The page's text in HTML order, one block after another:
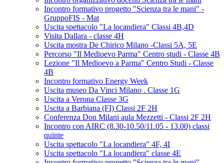
Incontro formativo progetto "Scienza tra le mani" -
GruppoFIS - Mat
Uscita spettacolo "La locandiera" Classi 4B,4D
Visita Dallara - classe 4H
Uscita mostra De Chirico Milano -Classi 5A, 5E
Percorso "Il Medioevo Parma" Centro studi - Classe 4B
Lezione "Il Medioevo a Parma" Centro Studi - Classe
4B
Incontro formativo Energy Week
Uscita museo Da Vinci Milano . Classe 1G
Uscita a Verona Classe 3G
Uscita a Barbiana (FI) Classi 2F 2H
Conferenza Don Milani aula Mezzetti - Classi 2F 2H
Incontro con AIRC (8.30-10.50/11.05 - 13.00) classi
quinte
Uscita spettacolo "La locandiera" 4F, 4I
Uscita spettacolo "La locandiera" classe 4E